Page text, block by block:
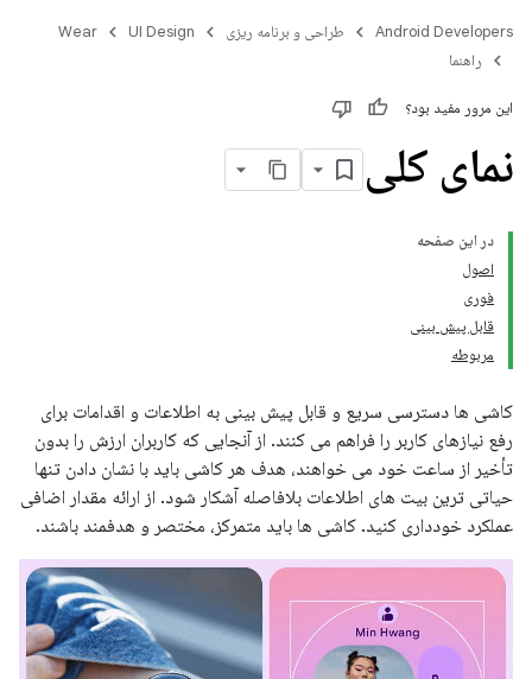
Android Developers طراحی و برنامه ریزی UI Design
Wear
راهنما
این مرور مفید بود؟
نمای کلی
در این صفحه
اصول
فوری
قابل پیش بینی
مربوطه
کاشی ها دسترسی سریع و قابل پیش بینی به اطلاعات و اقدامات برای
رفع نیازهای کاربر را فراهم می کنند. از آنجایی که کاربران ارزش را بدون
تأخیر از ساعت خود می خواهند، هدف هر کاشی باید با نشان دادن تنها
حیاتی ترین بیت های اطلاعات بلافاصله آشکار شود. از ارائه مقدار اضافی
عملکرد خودداری کنید. کاشی ها باید متمرکز، مختصر و هدفمند باشند.